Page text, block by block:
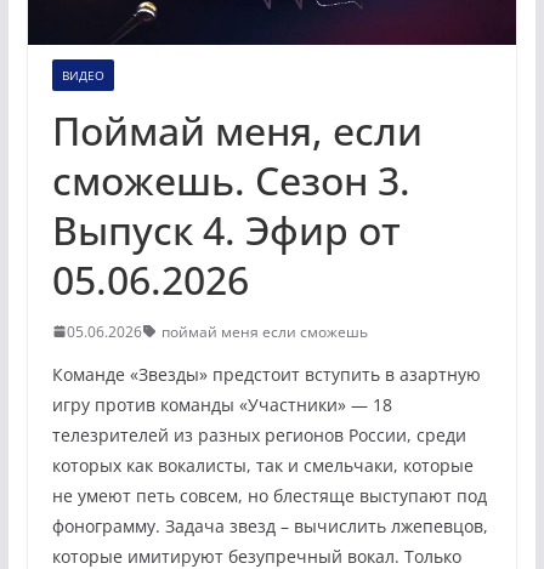
ВИДЕО
Поймай меня, если
сможешь. Сезон 3.
Выпуск 4. Эфир от
05.06.2026
05.06.2026 поймай меня если сможешь
Команде «Звезды» предстоит вступить в азартную
игру против команды «Участники» — 18
телезрителей из разных регионов России, среди
которых как вокалисты, так и смельчаки, которые
не умеют петь совсем, но блестяще выступают под
фонограмму. Задача звезд – вычислить лжепевцов,
которые имитируют безупречный вокал. Только